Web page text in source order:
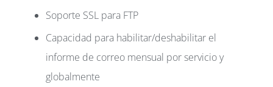
Soporte SSL para FTP
Capacidad para habilitar/deshabilitar el
informe de correo mensual por servicio y
globalmente